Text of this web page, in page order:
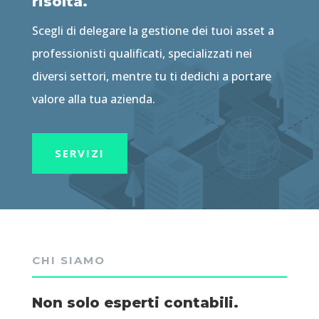
Scegli di delegare la gestione dei tuoi asset a
professionisti qualificati, specializzati nei
diversi settori, mentre tu ti dedichi a portare
valore alla tua azienda.
SERVIZI
CHI SIAMO
Non solo esperti contabili.